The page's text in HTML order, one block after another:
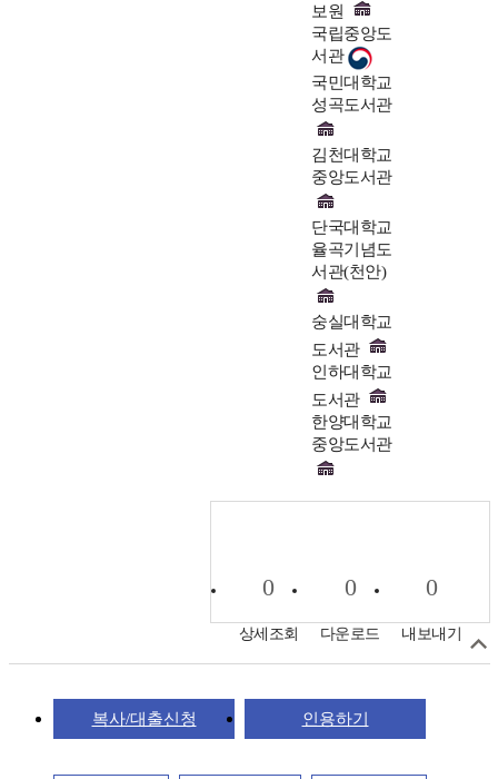
보원
국립중앙도
서관
국민대학교
성곡도서관
김천대학교
중앙도서관
단국대학교
율곡기념도
서관(천안)
숭실대학교
도서관
인하대학교
도서관
한양대학교
중앙도서관
0
상세조회
0
다운로드
0
내보내기
복사/대출신청 인용하기